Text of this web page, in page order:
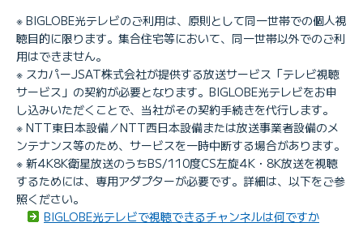
※ BIGLOBE光テレビのご利用は、原則として同一世帯での個人視
聴目的に限ります。集合住宅等において、同一世帯以外でのご利
用はできません。
※ スカパーJSAT株式会社が提供する放送サービス「テレビ視聴
サービス」の契約が必要となります。BIGLOBE光テレビをお申
し込みいただくことで、当社がその契約手続きを代行します。
※ NTT東日本設備／NTT西日本設備または放送事業者設備のメ
ンテナンス等のため、サービスを一時中断する場合があります。
※ 新4K8K衛星放送のうちBS/110度CS左旋4K・8K放送を視聴
するためには、専用アダプターが必要です。詳細は、以下をご参
照ください。
BIGLOBE光テレビで視聴できるチャンネルは何ですか